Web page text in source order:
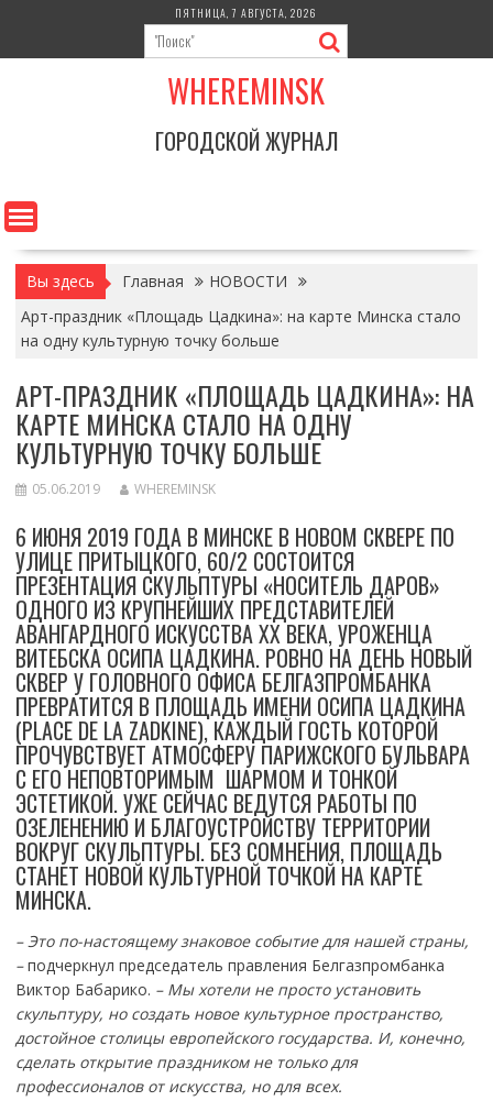
содержимому
ПЯТНИЦА, 7 АВГУСТА, 2026
WHEREMINSK
ГОРОДСКОЙ ЖУРНАЛ
Вы здесь Главная
НОВОСТИ
Арт-праздник «Площадь Цадкина»: на карте Минска стало
на одну культурную точку больше
АРТ-ПРАЗДНИК «ПЛОЩАДЬ ЦАДКИНА»: НА
КАРТЕ МИНСКА СТАЛО НА ОДНУ
КУЛЬТУРНУЮ ТОЧКУ БОЛЬШЕ
05.06.2019 WHEREMINSK
6 ИЮНЯ 2019 ГОДА В МИНСКЕ В НОВОМ СКВЕРЕ ПО
УЛИЦЕ ПРИТЫЦКОГО, 60/2 СОСТОИТСЯ
ПРЕЗЕНТАЦИЯ СКУЛЬПТУРЫ «НОСИТЕЛЬ ДАРОВ»
ОДНОГО ИЗ КРУПНЕЙШИХ ПРЕДСТАВИТЕЛЕЙ
АВАНГАРДНОГО ИСКУССТВА XX ВЕКА, УРОЖЕНЦА
ВИТЕБСКА ОСИПА ЦАДКИНА. РОВНО НА ДЕНЬ НОВЫЙ
СКВЕР У ГОЛОВНОГО ОФИСА БЕЛГАЗПРОМБАНКА
ПРЕВРАТИТСЯ В ПЛОЩАДЬ ИМЕНИ ОСИПА ЦАДКИНА
(PLACE DE LA ZADKINE), КАЖДЫЙ ГОСТЬ КОТОРОЙ
ПРОЧУВСТВУЕТ АТМОСФЕРУ ПАРИЖСКОГО БУЛЬВАРА
С ЕГО НЕПОВТОРИМЫМ ШАРМОМ И ТОНКОЙ
ЭСТЕТИКОЙ. УЖЕ СЕЙЧАС ВЕДУТСЯ РАБОТЫ ПО
ОЗЕЛЕНЕНИЮ И БЛАГОУСТРОЙСТВУ ТЕРРИТОРИИ
ВОКРУГ СКУЛЬПТУРЫ. БЕЗ СОМНЕНИЯ, ПЛОЩАДЬ
СТАНЕТ НОВОЙ КУЛЬТУРНОЙ ТОЧКОЙ НА КАРТЕ
МИНСКА.
– Это по-настоящему знаковое событие для нашей страны,
–подчеркнул председатель правления Белгазпромбанка
Виктор Бабарико. – Мы хотели не просто установить
скульптуру, но создать новое культурное пространство,
достойное столицы европейского государства. И, конечно,
сделать открытие праздником не только для
профессионалов от искусства, но для всех.